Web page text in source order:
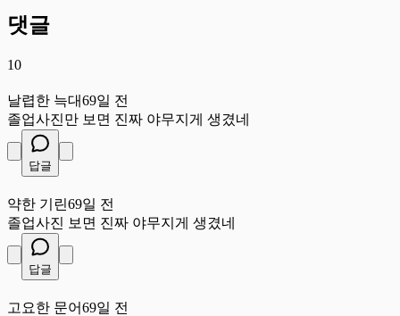
댓글
10
날렵한 늑대69일 전
졸업사진만 보면 진짜 야무지게 생겼네
답글
약한 기린69일 전
졸업사진 보면 진짜 야무지게 생겼네
답글
고요한 문어69일 전